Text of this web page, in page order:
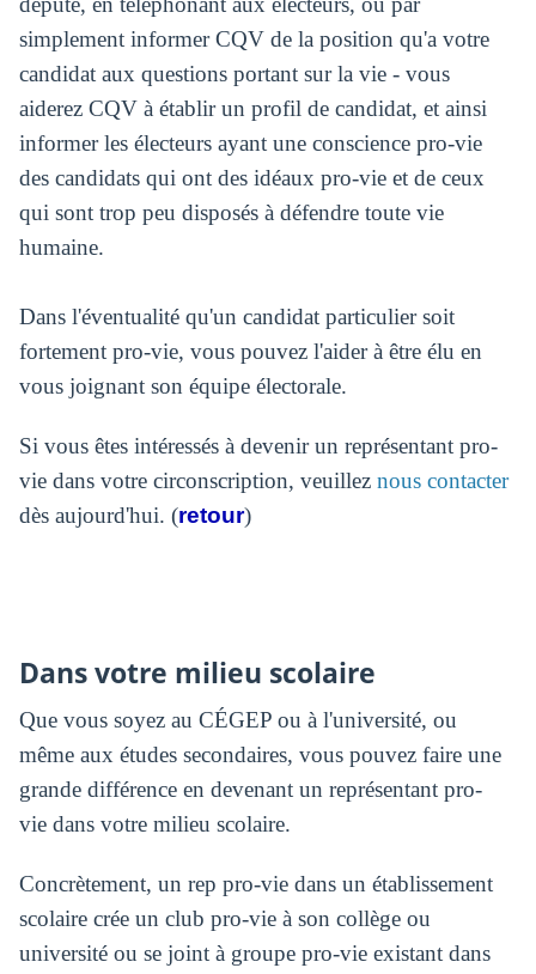
simplement informer CQV de la position qu'a votre
candidat aux questions portant sur la vie - vous
aiderez CQV à établir un profil de candidat, et ainsi
informer les électeurs ayant une conscience pro-vie
des candidats qui ont des idéaux pro-vie et de ceux
qui sont trop peu disposés à défendre toute vie
humaine.
Dans l'éventualité qu'un candidat particulier soit
fortement pro-vie, vous pouvez l'aider à être élu en
vous joignant son équipe électorale.
Si vous êtes intéressés à devenir un représentant pro-
vie dans votre circonscription, veuillez nous contacter
dès aujourd'hui. (retour)
Dans votre milieu scolaire
Que vous soyez au CÉGEP ou à l'université, ou
même aux études secondaires, vous pouvez faire une
grande différence en devenant un représentant pro-
vie dans votre milieu scolaire.
Concrètement, un rep pro-vie dans un établissement
scolaire crée un club pro-vie à son collège ou
université ou se joint à groupe pro-vie existant dans